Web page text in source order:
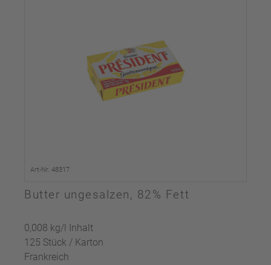
Art-Nr. 48317
Butter ungesalzen, 82% Fett
0,008 kg/l Inhalt
125 Stück / Karton
Frankreich